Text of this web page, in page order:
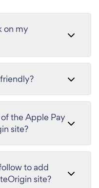
on my
the Apple Pay
site?
to add
site?